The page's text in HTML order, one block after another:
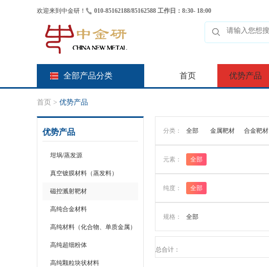
欢迎来到中金研！ 010-85162188/85162588 工作日：8:30- 18:00
全部产品分类 首页 优势产品
首页 > 优势产品
优势产品
坩埚/蒸发源
真空镀膜材料（蒸发料）
磁控溅射靶材
高纯合金材料
高纯材料（化合物、单质金属）
高纯超细粉体
高纯颗粒块状材料
分类： 全部 金属靶材 合金靶材
元素： 全部
纯度： 全部
规格： 全部
总合计：